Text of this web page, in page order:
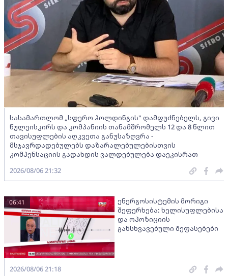
სასამართლომ „სფერო ჰოლდინგის" დამფუძნებელს, გივი
წულეისკირს და კომპანიის თანამშრომელს 12 და 8 წლით
თავისუფლების აღკვეთა განუსაზღვრა -
მსჯავრდადებულებს დაზარალებულებისთვის
კომპენსაციის გადახდის ვალდებულება დაეკისრათ
2026/08/06 21:32
ენერგოსისტემის მორიგი
შეფერხება: ხელისუფლებისა
და ოპოზიციის
განსხვავებული შეფასებები
06:41
2026/08/06 21:18